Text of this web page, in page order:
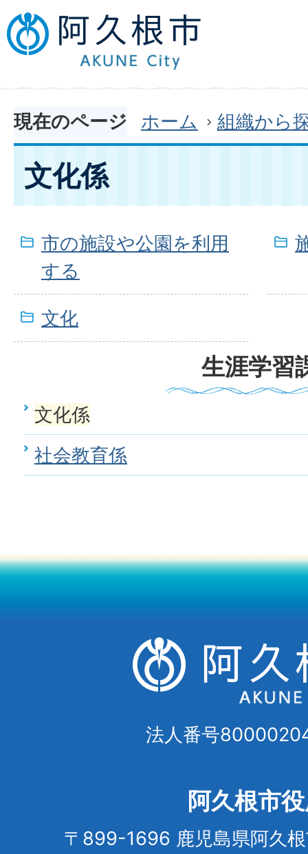
現在のページ ホーム 組織から
文化係
市の施設や公園を利用
する
文化
生涯学習
文化係
社会教育係
法人番号
阿久根市
〒899-1696 鹿児島県阿久